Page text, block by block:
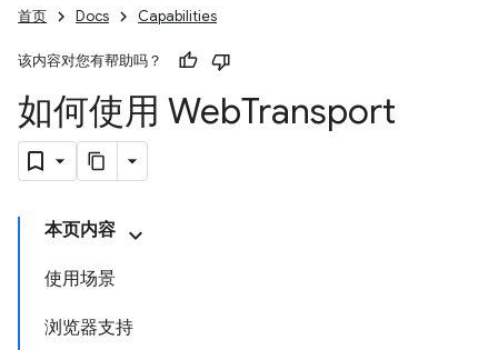
首页 Docs Capabilities
该内容对您有帮助吗？
如何使用 WebTransport
本页内容
使用场景
浏览器支持